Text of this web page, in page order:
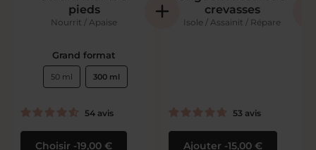
pieds
Nourrit / Apaise
Grand format
50 ml 300 ml
54 avis
Choisir 19,00 €
crevasses
Isole / Assainit / Répare
53 avis
Ajouter 15,00 €